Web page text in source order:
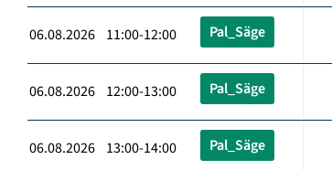
06.08.2026 11:00-12:00 Pal_Säge
06.08.2026 12:00-13:00 Pal_Säge
06.08.2026 13:00-14:00 Pal_Säge